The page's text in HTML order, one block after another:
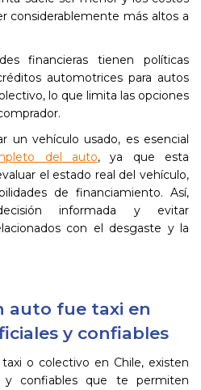
considerablemente más altos a
financieras tienen políticas
automotrices para autos
lo que limita las opciones
un vehículo usado, es esencial
del auto, ya que esta
el estado real del vehículo,
de financiamiento. Así,
informada y evitar
con el desgaste y la
auto fue taxi en
y confiables
o colectivo en Chile, existen
y confiables que te permiten